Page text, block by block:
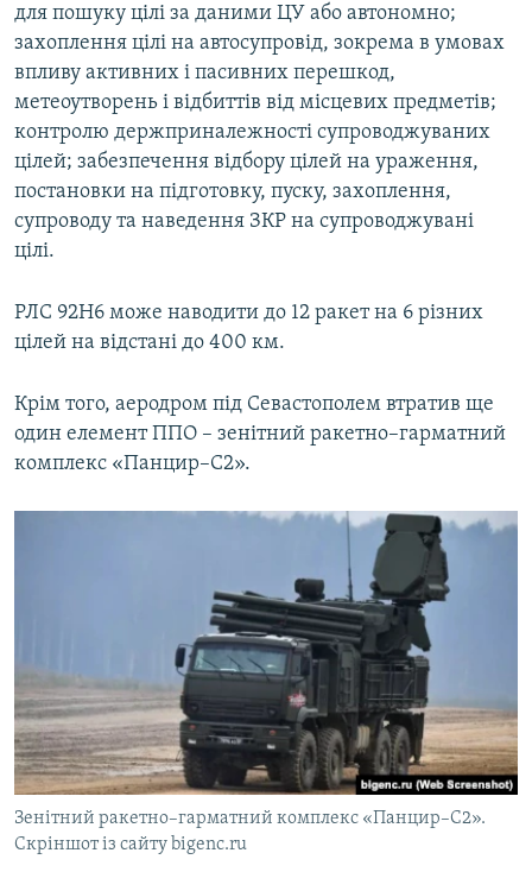
для пошуку цілі за даними ЦУ або автономно;
захоплення цілі на автосупровід, зокрема в умовах
впливу активних і пасивних перешкод,
метеоутворень і відбиттів від місцевих предметів;
контролю держприналежності супроводжуваних
цілей; забезпечення відбору цілей на ураження,
постановки на підготовку, пуску, захоплення,
супроводу та наведення ЗКР на супроводжувані
цілі.
РЛС 92Н6 може наводити до 12 ракет на 6 різних
цілей на відстані до 400 км.
Крім того, аеродром під Севастополем втратив ще
один елемент ППО – зенітний ракетно–гарматний
комплекс «Панцир–С2».
Зенітний ракетно–гарматний комплекс «Панцир–С2».
Скріншот із сайту bigenc.ru